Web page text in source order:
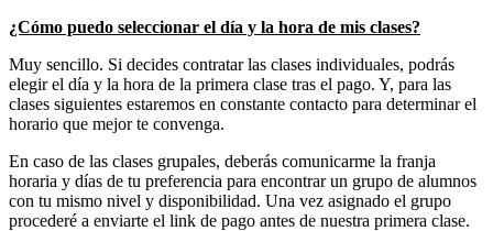
¿Cómo puedo seleccionar el día y la hora de mis clases?
Muy sencillo. Si decides contratar las clases individuales, podrás
elegir el día y la hora de la primera clase tras el pago. Y, para las
clases siguientes estaremos en constante contacto para determinar el
horario que mejor te convenga.
En caso de las clases grupales, deberás comunicarme la franja
horaria y días de tu preferencia para encontrar un grupo de alumnos
con tu mismo nivel y disponibilidad. Una vez asignado el grupo
procederé a enviarte el link de pago antes de nuestra primera clase.